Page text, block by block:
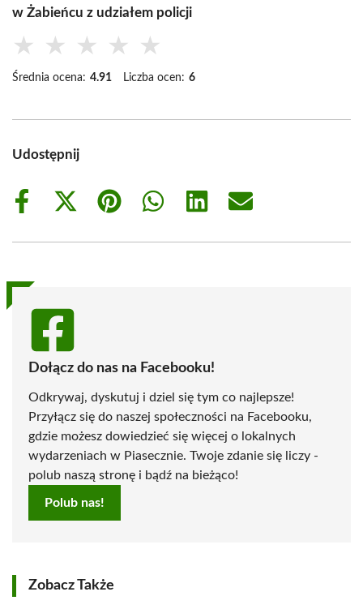
w Żabieńcu z udziałem policji
★ ★ ★ ★ ★
Średnia ocena: 4.91 Liczba ocen: 6
Udostępnij
Share
Share
(Twitter)
Share
Share
Share
Share
Dołącz do nas na Facebooku!
Odkrywaj, dyskutuj i dziel się tym co najlepsze!
Przyłącz się do naszej społeczności na Facebooku,
gdzie możesz dowiedzieć się więcej o lokalnych
wydarzeniach w Piasecznie. Twoje zdanie się liczy -
polub naszą stronę i bądź na bieżąco!
Polub nas!
Zobacz Także